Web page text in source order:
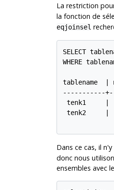
La restriction
la fonction de
eqjoinsel
SELECT
WHERE
tablename  |
-----------
tenk1
tenk2
Dans ce cas, il
donc nous
ensembles avec